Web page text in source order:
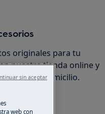
originales para tu
nuestra tienda online y
en tu domicilio.
web con
sin aceptar